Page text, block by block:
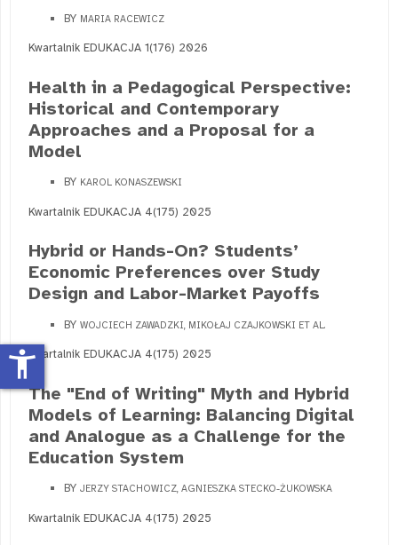
BY MARIA RACEWICZ
Kwartalnik EDUKACJA 1(176) 2026
Health in a Pedagogical Perspective:
Historical and Contemporary
Approaches and a Proposal for a
Model
BY KAROL KONASZEWSKI
Kwartalnik EDUKACJA 4(175) 2025
Hybrid or Hands-On? Students’
Economic Preferences over Study
Design and Labor-Market Payoffs
BY WOJCIECH ZAWADZKI, MIKOŁAJ CZAJKOWSKI ET AL.
Kwartalnik EDUKACJA 4(175) 2025
The "End of Writing" Myth and Hybrid
Models of Learning: Balancing Digital
and Analogue as a Challenge for the
Education System
BY JERZY STACHOWICZ, AGNIESZKA STECKO-ŻUKOWSKA
Kwartalnik EDUKACJA 4(175) 2025
accessibility_new